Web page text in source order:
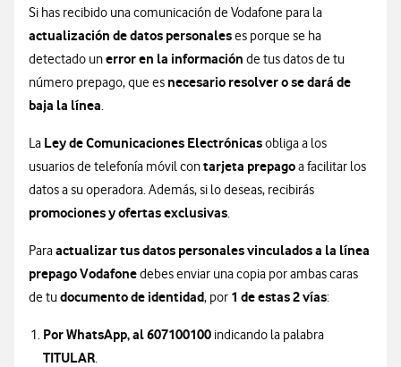
Si has recibido una comunicación de Vodafone para la
actualización de datos personaleses porque se ha
detectado unerror en la información de tus datos de tu
número prepago, que es necesario resolver o se dará de
baja la línea.
La Ley de Comunicaciones Electrónicasobliga a los
usuarios de telefonía móvil contarjeta prepagoa facilitar los
datos a su operadora. Además, si lo deseas, recibirás
promociones y ofertas exclusivas.
Paraactualizar tus datos personales vinculados a la línea
prepago Vodafonedebes enviar una copia por ambas caras
de tudocumento de identidad, por 1 de estas 2 vías:
Por WhatsApp, al 607100100 indicando la palabra
TITULAR.